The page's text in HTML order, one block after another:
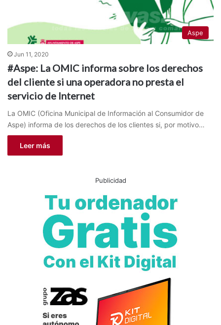
Aspe
Jun 11, 2020
#Aspe: La OMIC informa sobre los derechos
del cliente si una operadora no presta el
servicio de Internet
La OMIC (Oficina Municipal de Información al Consumidor de
Aspe) informa de los derechos de los clientes si, por motivo…
Leer más
Publicidad